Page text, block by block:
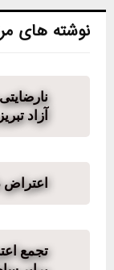
نوشته های
آزاد
اعتراض
تجمع